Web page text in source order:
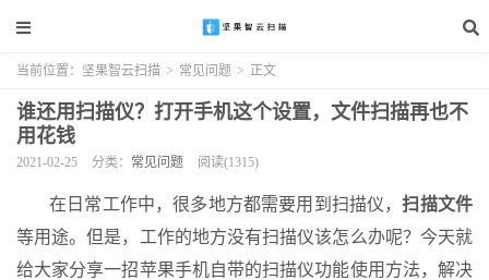
当前位置： 坚果智云扫描 > 常见问题 > 正文
谁还用扫描仪？打开手机这个设置，文件扫描再也不
用花钱
2021-02-25 分类： 常见问题 阅读(1315)
在日常工作中，很多地方都需要用到扫描仪，扫描文件
等用途。但是，工作的地方没有扫描仪该怎么办呢？今天就
给大家分享一招苹果手机自带的扫描仪功能使用方法，解决